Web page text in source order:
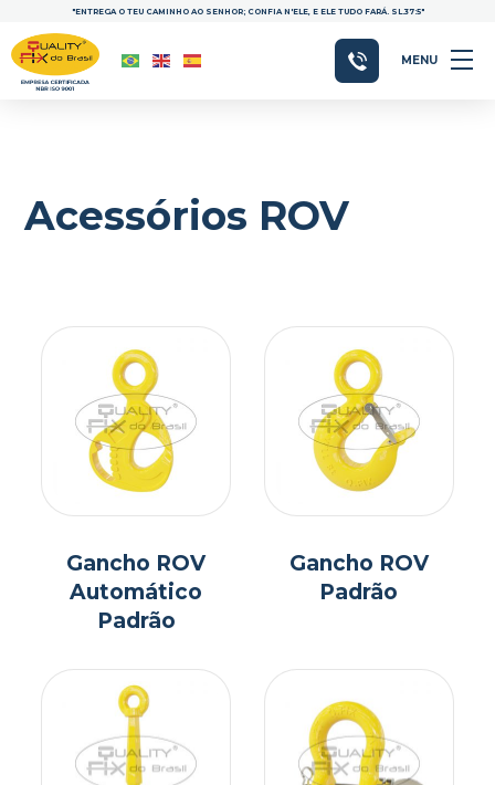
"ENTREGA O TEU CAMINHO AO SENHOR; CONFIA N'ELE, E ELE TUDO FARÁ. SL.37:5"
MENU
Acessórios ROV
Gancho ROV
Automático
Padrão
Gancho ROV
Padrão